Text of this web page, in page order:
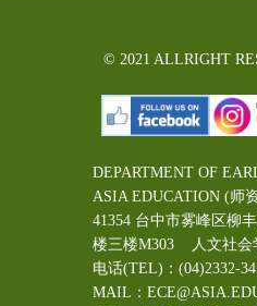
© 2021 ALLRIGHT
DEPARTMENT OF
ASIA EDUCATION (师
41354 台中市雾峰区
楼三楼M303 人文社会
电话(TEL)：(04)2332-
MAIL：